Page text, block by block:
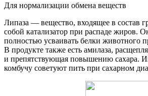
Для нормализации обмена веществ
Липаза — вещество, входящее в состав
собой катализатор при распаде жиров.
полностью усваивать белки животного
В продукте также есть амилаза,
и препятствующая повышению сахара.
комбучу советуют пить при сахарном